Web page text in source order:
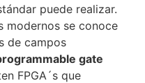
puede realizar.
modernos se conoce
de campos
gate
FPGA´s que